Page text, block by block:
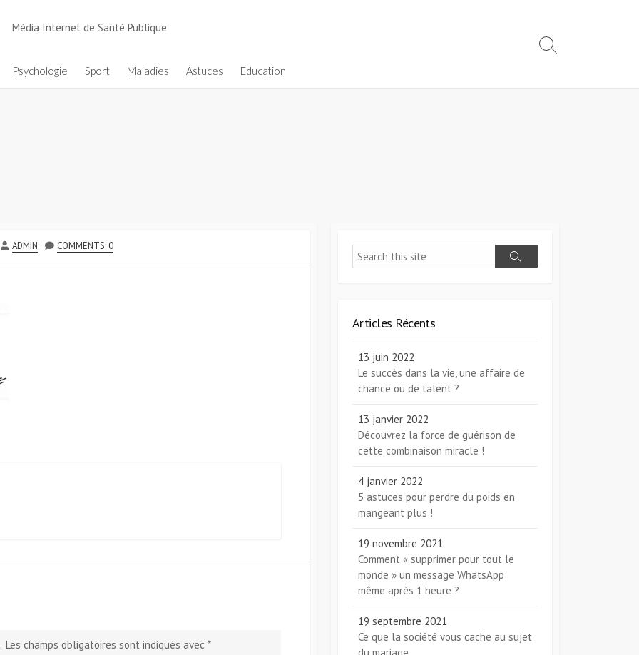
Média Internet de Santé Publique
Psychologie Sport Maladies Astuces Education
Search
AUTHOR
ADMIN COMMENTS: 0
Les champs obligatoires sont indiqués avec *
Search
Search
Articles Récents
13 juin 2022
Le succès dans la vie, une affaire de
chance ou de talent ?
13 janvier 2022
Découvrez la force de guérison de
cette combinaison miracle !
4 janvier 2022
5 astuces pour perdre du poids en
mangeant plus !
19 novembre 2021
Comment « supprimer pour tout le
monde » un message WhatsApp
même après 1 heure ?
19 septembre 2021
Ce que la société vous cache au sujet